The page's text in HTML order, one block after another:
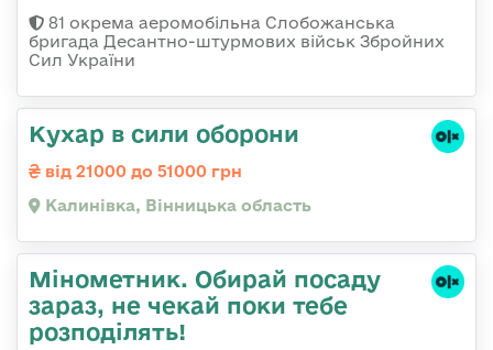
81 окрема аеромобільна Слобожанська
бригада Десантно-штурмових військ Збройних
Сил України
Кухар в сили оборони
від 21000 до 51000 грн
Калинівка, Вінницька область
Мінометник. Обирай посаду
зараз, не чекай поки тебе
розподілять!